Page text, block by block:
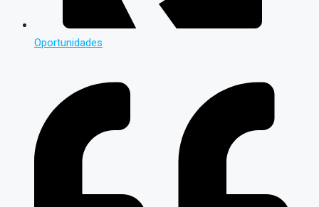
Oportunidades